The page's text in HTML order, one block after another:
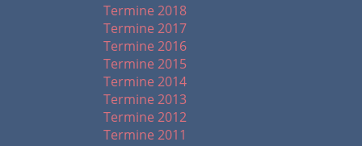
Termine 2018
Termine 2017
Termine 2016
Termine 2015
Termine 2014
Termine 2013
Termine 2012
Termine 2011